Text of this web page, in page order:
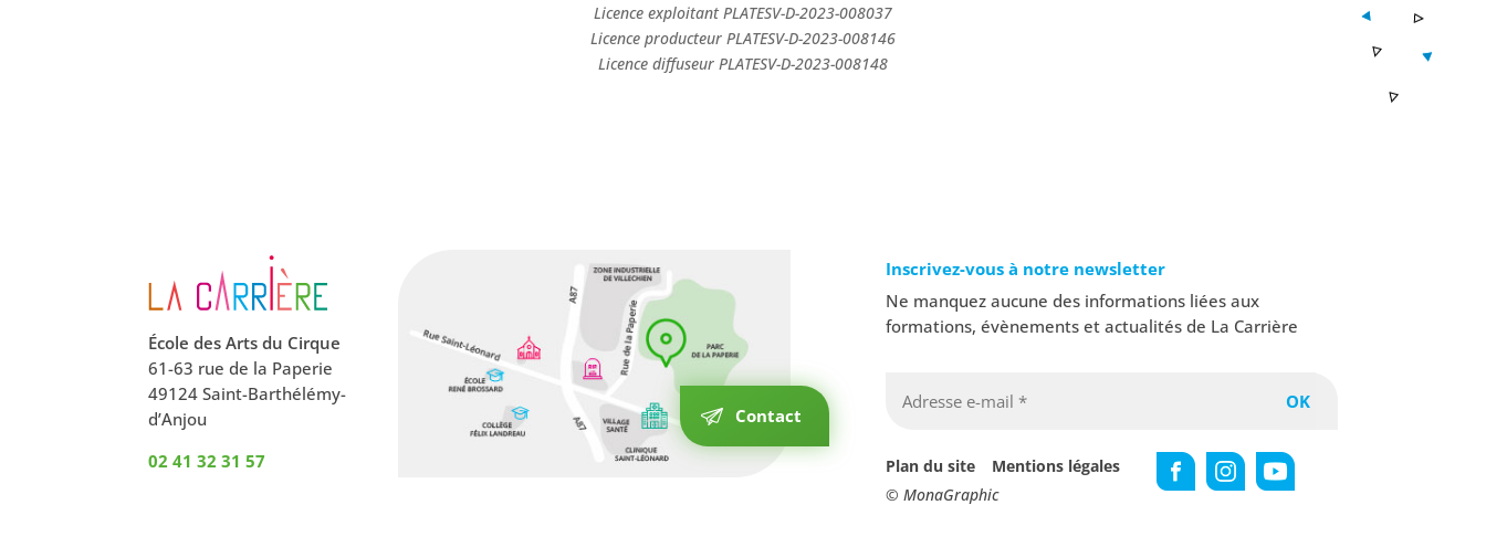
Licence exploitant PLATESV-D-2023-008037
Licence producteur PLATESV-D-2023-008146
Licence diffuseur PLATESV-D-2023-008148
École des Arts du Cirque
61-63 rue de la Paperie
49124 Saint-Barthélémy-
d’Anjou
02 41 32 31 57
Contact
Inscrivez-vous à notre newsletter
Ne manquez aucune des informations liées aux
formations, évènements et actualités de La Carrière
Plan du site
Mentions légales
© MonaGraphic